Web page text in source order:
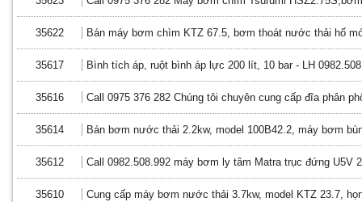
35622 Bán máy bơm chìm KTZ 67.5, bơm thoát nước thải hố
35617 Bình tích áp, ruột bình áp lực 200 lít, 10 bar - LH
35616 Call 0975 376 282 Chúng tôi chuyên cung cấp đĩa phân
35614 Bán bơm nước thải 2.2kw, model 100B42.2, máy bơm
35612 Call 0982.508.992 máy bơm ly tâm Matra trục đứng U5V
35610 Cung cấp máy bơm nước thải 3.7kw, model KTZ 23.7,